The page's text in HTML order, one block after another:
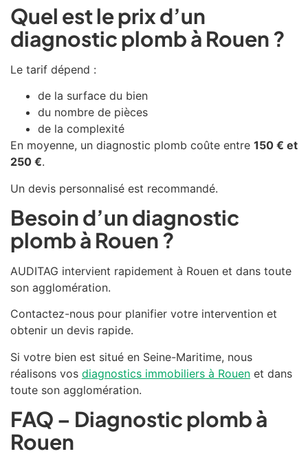
Quel est le prix d’un
diagnostic plomb à Rouen ?
Le tarif dépend :
de la surface du bien
du nombre de pièces
de la complexité
En moyenne, un diagnostic plomb coûte entre 150 € et
250 €.
Un devis personnalisé est recommandé.
Besoin d’un diagnostic
plomb à Rouen ?
AUDITAG intervient rapidement à Rouen et dans toute
son agglomération.
Contactez-nous pour planifier votre intervention et
obtenir un devis rapide.
Si votre bien est situé en Seine-Maritime, nous
réalisons vos diagnostics immobiliers à Rouen et dans
toute son agglomération.
FAQ – Diagnostic plomb à
Rouen